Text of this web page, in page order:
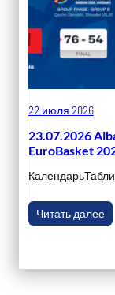
22 июля 2026
23.07.2026
EuroBasket
Читать далее